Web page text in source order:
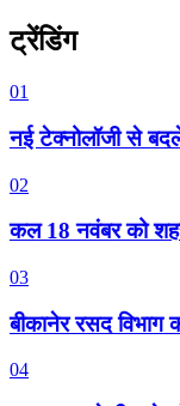
ट्रेंडिंग
01
नई टेक्नोलॉजी से
02
कल 18 नवंबर को
03
बीकानेर रसद विभाग
04